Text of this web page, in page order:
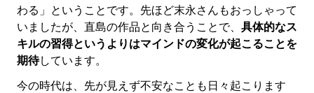
わる」ということです。先ほど末永さんもおっしゃって
いましたが、直島の作品と向き合うことで、 具体的なス
キルの習得というよりはマインドの変化が起こることを
期待しています。
今の時代は、先が見えず不安なことも日々起こります